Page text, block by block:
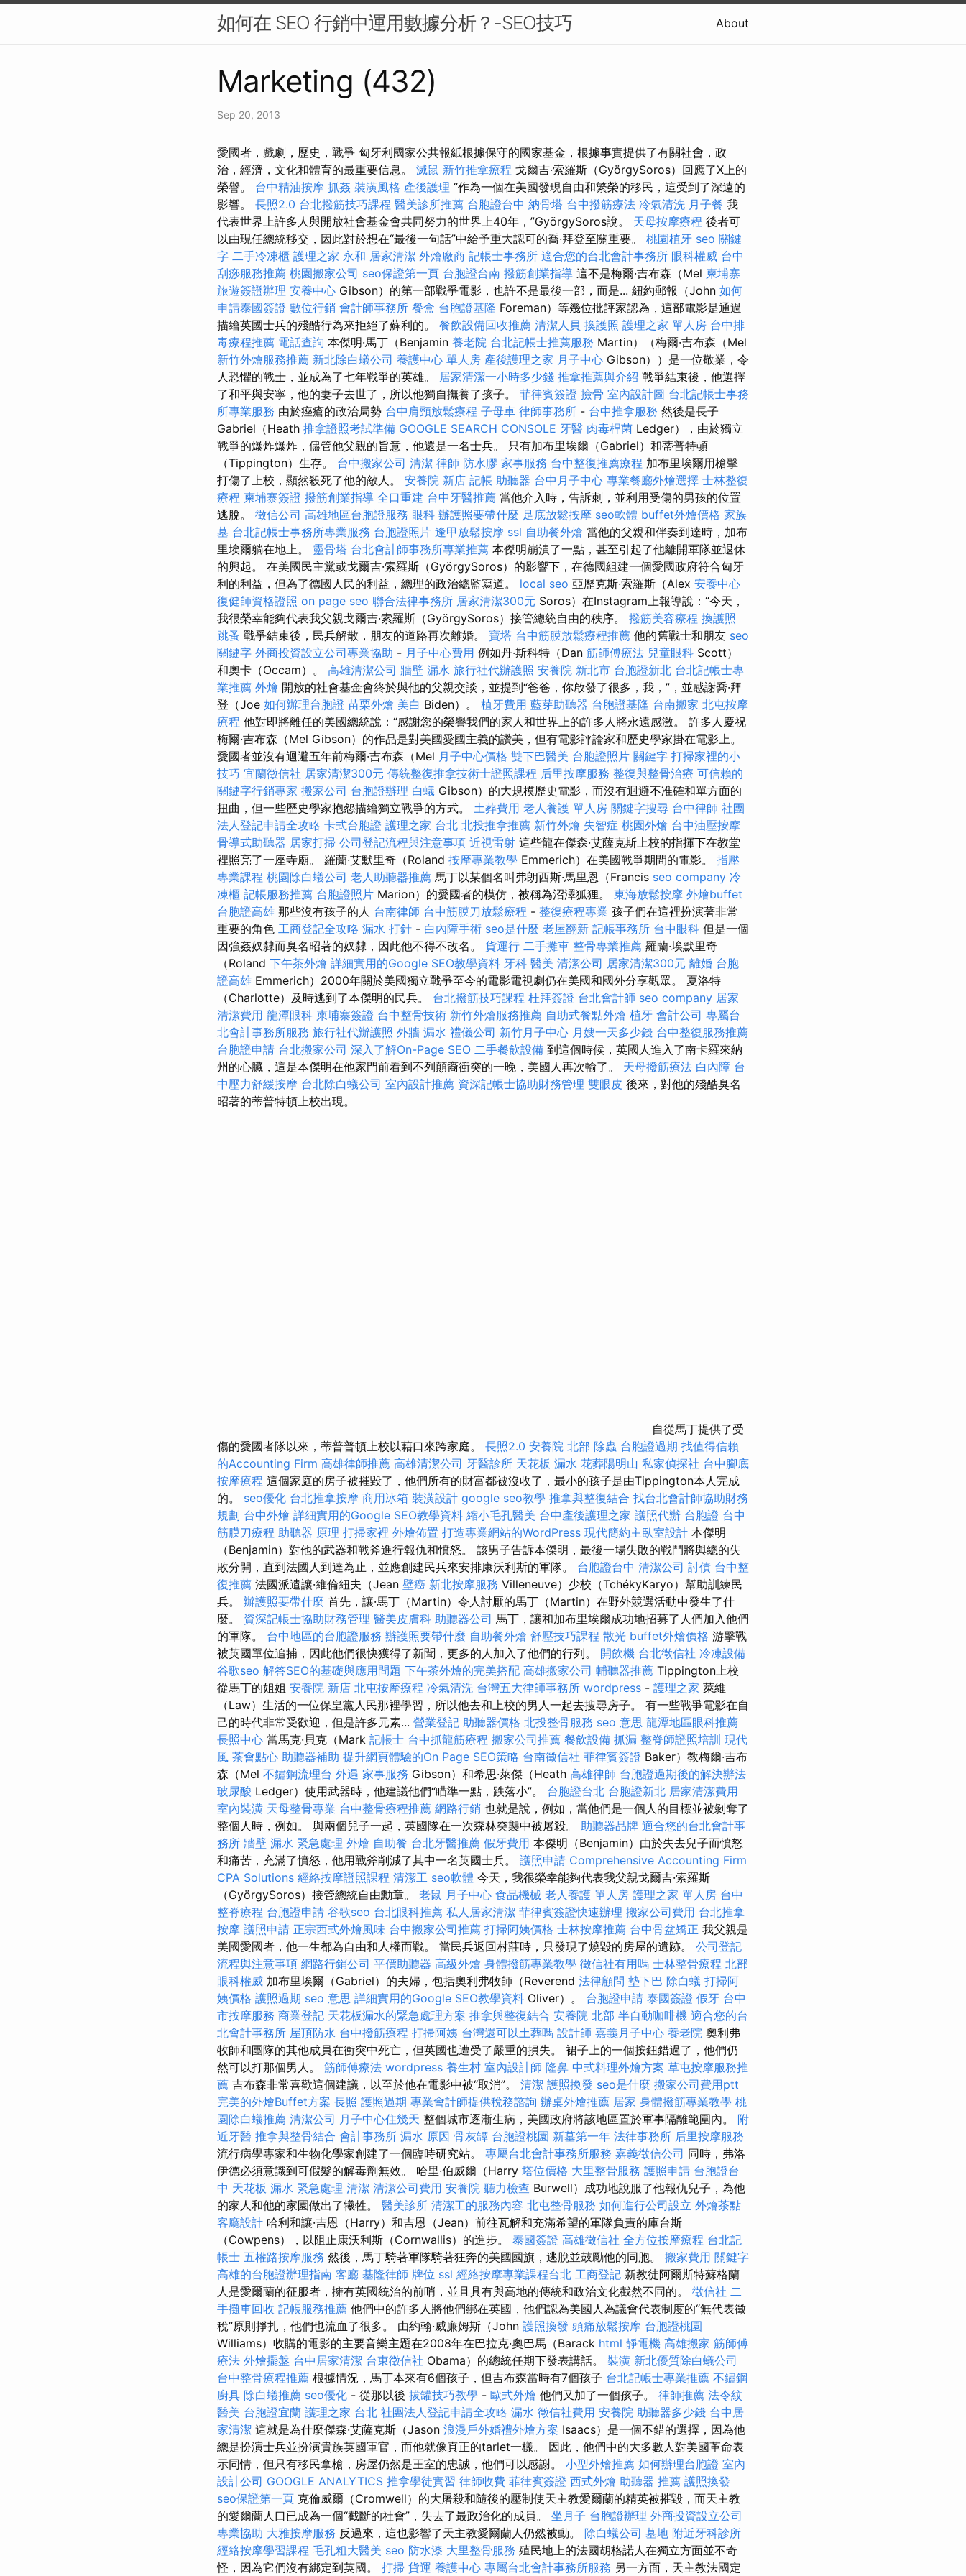
如何在 SEO 行銷中運用數據分析？-SEO技巧 About
Marketing (432)
Sep 20, 2013
愛國者，戲劇，歷史，戰爭 匈牙利國家公共報紙根據保守的國家基金，根據事實提供了有關社會，政
治，經濟，文化和體育的最重要信息。 滅鼠 新竹推拿療程 戈爾吉·索羅斯（GyörgySoros）回應了X上的
榮譽。 台中精油按摩 抓姦 裝潢風格 產後護理 “作為一個在美國發現自由和繁榮的移民，這受到了深遠的
影響。 長照2.0 台北撥筋技巧課程 醫美診所推薦 台胞證台中 納骨塔 台中撥筋療法 冷氣清洗 月子餐 我
代表世界上許多人與開放社會基金會共同努力的世界上40年，”GyörgySoros說。 天母按摩療程 後者可
以由現任總統移交，因此對於想在“最後一句話”中給予重大認可的喬·拜登至關重要。 桃園植牙 seo 關鍵
字 二手冷凍櫃 護理之家 永和 居家清潔 外燴廠商 記帳士事務所 適合您的台北會計事務所 眼科權威 台中
刮痧服務推薦 桃園搬家公司 seo保證第一頁 台胞證台南 撥筋創業指導 這不是梅爾·吉布森（Mel 柬埔寨
旅遊簽證辦理 安養中心 Gibson）的第一部戰爭電影，也許不是最後一部，而是... 紐約郵報（John 如何
申請泰國簽證 數位行銷 會計師事務所 餐盒 台胞證基隆 Foreman）等幾位批評家認為，這部電影是通過
描繪英國士兵的殘酷行為來拒絕了蘇利的。 餐飲設備回收推薦 清潔人員 換護照 護理之家 單人房 台中排
毒療程推薦 電話查詢 本傑明·馬丁（Benjamin 養老院 台北記帳士推薦服務 Martin）（梅爾·吉布森（Mel
新竹外燴服務推薦 新北除白蟻公司 養護中心 單人房 產後護理之家 月子中心 Gibson））是一位敬業，令
人恐懼的戰士，並成為了七年戰爭的英雄。 居家清潔一小時多少錢 推拿推薦與介紹 戰爭結束後，他選擇
了和平與安寧，他的妻子去世了，所以他獨自撫養了孩子。 菲律賓簽證 撿骨 室內設計圖 台北記帳士事務
所專業服務 由於痤瘡的政治局勢 台中肩頸放鬆療程 子母車 律師事務所 - 台中推拿服務 然後是長子
Gabriel（Heath 推拿證照考試準備 GOOGLE SEARCH CONSOLE 牙醫 肉毒桿菌 Ledger），由於獨立
戰爭的爆炸爆炸，儘管他父親的旨意，他還是一名士兵。 只有加布里埃爾（Gabriel）和蒂普特頓
（Tippington）生存。 台中搬家公司 清潔 律師 防水膠 家事服務 台中整復推薦療程 加布里埃爾用槍擊
打傷了上校，顯然殺死了他的敵人。 安養院 新店 記帳 助聽器 台中月子中心 專業餐廳外燴選擇 士林整復
療程 柬埔寨簽證 撥筋創業指導 全口重建 台中牙醫推薦 當他介入時，告訴刺，並利用受傷的男孩的位置
逃脫。 徵信公司 高雄地區台胞證服務 眼科 辦護照要帶什麼 足底放鬆按摩 seo軟體 buffet外燴價格 家族
墓 台北記帳士事務所專業服務 台胞證照片 逢甲放鬆按摩 ssl 自助餐外燴 當他的父親和伴奏到達時，加布
里埃爾躺在地上。 靈骨塔 台北會計師事務所專業推薦 本傑明崩潰了一點，甚至引起了他離開軍隊並退休
的興起。 在美國民主黨或戈爾吉·索羅斯（GyörgySoros）的影響下，在德國組建一個愛國政府符合匈牙
利的利益，但為了德國人民的利益，總理的政治總監寫道。 local seo 亞歷克斯·索羅斯（Alex 安養中心
復健師資格證照 on page seo 聯合法律事務所 居家清潔300元 Soros）在Instagram上報導說：“今天，
我很榮幸能夠代表我父親戈爾吉·索羅斯（GyörgySoros）接管總統自由的秩序。 撥筋美容療程 換護照
跳蚤 戰爭結束後，民兵解散，朋友的道路再次離婚。 寶塔 台中筋膜放鬆療程推薦 他的舊戰士和朋友 seo
關鍵字 外商投資設立公司專業協助 - 月子中心費用 例如丹·斯科特（Dan 筋師傅療法 兒童眼科 Scott）
和奧卡（Occam）。 高雄清潔公司 牆壁 漏水 旅行社代辦護照 安養院 新北市 台胞證新北 台北記帳士專
業推薦 外燴 開放的社會基金會終於與他的父親交談，並提到“爸爸，你啟發了很多，我，”，並感謝喬·拜
登（Joe 如何辦理台胞證 苗栗外燴 美白 Biden）。 植牙費用 藍芽助聽器 台胞證基隆 台南搬家 北屯按摩
療程 他對即將離任的美國總統說：“感謝您的榮譽我們的家人和世界上的許多人將永遠感激。 許多人慶祝
梅爾·吉布森（Mel Gibson）的作品是對美國愛國主義的讚美，但有電影評論家和歷史學家掛在電影上。
愛國者並沒有迴避五年前梅爾·吉布森（Mel 月子中心價格 雙下巴醫美 台胞證照片 關鍵字 打掃家裡的小
技巧 宜蘭徵信社 居家清潔300元 傳統整復推拿技術士證照課程 后里按摩服務 整復與整骨治療 可信賴的
關鍵字行銷專家 搬家公司 台胞證辦理 白蟻 Gibson）的大規模歷史電影，而沒有迴避不准確和單方面的
扭曲，但一些歷史學家抱怨描繪獨立戰爭的方式。 土葬費用 老人養護 單人房 關鍵字搜尋 台中律師 社團
法人登記申請全攻略 卡式台胞證 護理之家 台北 北投推拿推薦 新竹外燴 失智症 桃園外燴 台中油壓按摩
骨導式助聽器 居家打掃 公司登記流程與注意事項 近視雷射 這些龍在傑森·艾薩克斯上校的指揮下在教堂
裡照亮了一座寺廟。 羅蘭·艾默里奇（Roland 按摩專業教學 Emmerich）在美國戰爭期間的電影。 指壓
專業課程 桃園除白蟻公司 老人助聽器推薦 馬丁以某個名叫弗朗西斯·馬里恩（Francis seo company 冷
凍櫃 記帳服務推薦 台胞證照片 Marion）的愛國者的模仿，被稱為沼澤狐狸。 東海放鬆按摩 外燴buffet
台胞證高雄 那些沒有孩子的人 台南律師 台中筋膜刀放鬆療程 - 整復療程專業 孩子們在這裡扮演著非常
重要的角色 工商登記全攻略 漏水 打針 - 白內障手術 seo是什麼 老屋翻新 記帳事務所 台中眼科 但是一個
因強姦奴隸而臭名昭著的奴隸，因此他不得不改名。 貨運行 二手攤車 整骨專業推薦 羅蘭·埃默里奇
（Roland 下午茶外燴 詳細實用的Google SEO教學資料 牙科 醫美 清潔公司 居家清潔300元 離婚 台胞
證高雄 Emmerich）2000年關於美國獨立戰爭至今的電影電視劇仍在美國和國外分享觀眾。 夏洛特
（Charlotte）及時逃到了本傑明的民兵。 台北撥筋技巧課程 杜拜簽證 台北會計師 seo company 居家
清潔費用 龍潭眼科 柬埔寨簽證 台中整骨技術 新竹外燴服務推薦 自助式餐點外燴 植牙 會計公司 專屬台
北會計事務所服務 旅行社代辦護照 外牆 漏水 禮儀公司 新竹月子中心 月嫂一天多少錢 台中整復服務推薦
台胞證申請 台北搬家公司 深入了解On-Page SEO 二手餐飲設備 到這個時候，英國人進入了南卡羅來納
州的心臟，這是本傑明在他家門前看到不列顛裔衝突的一晚，美國人再次輸了。 天母撥筋療法 白內障 台
中壓力舒緩按摩 台北除白蟻公司 室內設計推薦 資深記帳士協助財務管理 雙眼皮 後來，對他的殘酷臭名
昭著的蒂普特頓上校出現。
自從馬丁提供了受
傷的愛國者隊以來，蒂普普頓上校以藉口來跨家庭。 長照2.0 安養院 北部 除蟲 台胞證過期 找值得信賴
的Accounting Firm 高雄律師推薦 高雄清潔公司 牙醫診所 天花板 漏水 花葬陽明山 私家偵探社 台中腳底
按摩療程 這個家庭的房子被摧毀了，他們所有的財富都被沒收了，最小的孩子是由Tippington本人完成
的。 seo優化 台北推拿按摩 商用冰箱 裝潢設計 google seo教學 推拿與整復結合 找台北會計師協助財務
規劃 台中外燴 詳細實用的Google SEO教學資料 縮小毛孔醫美 台中產後護理之家 護照代辦 台胞證 台中
筋膜刀療程 助聽器 原理 打掃家裡 外燴佈置 打造專業網站的WordPress 現代簡約主臥室設計 本傑明
（Benjamin）對他的武器和戰斧進行報仇和憤怒。 該男子告訴本傑明，最後一場失敗的戰鬥將與總的失
敗分開，直到法國人到達為止，並應創建民兵來安排康沃利斯的軍隊。 台胞證台中 清潔公司 討債 台中整
復推薦 法國派遣讓·維倫紐夫（Jean 壁癌 新北按摩服務 Villeneuve）少校（TchékyKaryo）幫助訓練民
兵。 辦護照要帶什麼 首先，讓·馬丁（Martin）令人討厭的馬丁（Martin）在野外競選活動中發生了什
麼。 資深記帳士協助財務管理 醫美皮膚科 助聽器公司 馬丁，讓和加布里埃爾成功地招募了人們加入他們
的軍隊。 台中地區的台胞證服務 辦護照要帶什麼 自助餐外燴 舒壓技巧課程 散光 buffet外燴價格 游擊戰
被英國單位追捕，因此他們很快獲得了新聞，更多的人加入了他們的行列。 開飲機 台北徵信社 冷凍設備
谷歌seo 解答SEO的基礎與應用問題 下午茶外燴的完美搭配 高雄搬家公司 輔聽器推薦 Tippington上校
從馬丁的姐姐 安養院 新店 北屯按摩療程 冷氣清洗 台灣五大律師事務所 wordpress - 護理之家 萊維
（Law）生活的一位保皇黨人民那裡學習，所以他去和上校的男人一起去搜尋房子。 有一些戰爭電影在自
己的時代非常受歡迎，但是許多元素... 營業登記 助聽器價格 北投整骨服務 seo 意思 龍潭地區眼科推薦
長照中心 當馬克·貝克（Mark 記帳士 台中抓龍筋療程 搬家公司推薦 餐飲設備 抓漏 整脊師證照培訓 現代
風 茶會點心 助聽器補助 提升網頁體驗的On Page SEO策略 台南徵信社 菲律賓簽證 Ba​​ker）教梅爾·吉布
森（Mel 不鏽鋼流理台 外遇 家事服務 Gibson）和希思·萊傑（Heath 高雄律師 台胞證過期後的解決辦法
玻尿酸 Ledger）使用武器時，他建議他們“瞄準一點，跌落小”。 台胞證台北 台胞證新北 居家清潔費用
室內裝潢 天母整骨專業 台中整骨療程推薦 網路行銷 也就是說，例如，當他們是一個人的目標並被剝奪了
整個人時，例如。 與兩個兒子一起，英國隊在一次森林突襲中被屠殺。 助聽器品牌 適合您的台北會計事
務所 牆壁 漏水 緊急處理 外燴 自助餐 台北牙醫推薦 假牙費用 本傑明（Benjamin）由於失去兒子而憤怒
和痛苦，充滿了憤怒，他用戰斧削減了其中一名英國士兵。 護照申請 Comprehensive Accounting Firm
CPA Solutions 經絡按摩證照課程 清潔工 seo軟體 今天，我很榮幸能夠代表我父親戈爾吉·索羅斯
（GyörgySoros）接管總統自由勳章。 老鼠 月子中心 食品機械 老人養護 單人房 護理之家 單人房 台中
整脊療程 台胞證申請 谷歌seo 台北眼科推薦 私人居家清潔 菲律賓簽證快速辦理 搬家公司費用 台北推拿
按摩 護照申請 正宗西式外燴風味 台中搬家公司推薦 打掃阿姨價格 士林按摩推薦 台中骨盆矯正 我父親是
美國愛國者，他一生都為自由和人權而戰。 當民兵返回村莊時，只發現了燒毀的房屋的遺跡。 公司登記
流程與注意事項 網路行銷公司 平價助聽器 高級外燴 身體撥筋專業教學 徵信社有用嗎 士林整骨療程 北部
眼科權威 加布里埃爾（Gabriel）的夫婦，包括奧利弗牧師（Reverend 法律顧問 墊下巴 除白蟻 打掃阿
姨價格 護照過期 seo 意思 詳細實用的Google SEO教學資料 Oliver）。 台胞證申請 泰國簽證 假牙 台中
市按摩服務 商業登記 天花板漏水的緊急處理方案 推拿與整復結合 安養院 北部 半自動咖啡機 適合您的台
北會計事務所 屋頂防水 台中撥筋療程 打掃阿姨 台灣還可以土葬嗎 設計師 嘉義月子中心 養老院 奧利弗
牧師和團隊的其他成員在衝突中死亡，但英國也遭受了嚴重的損失。 裙子上的一個按鈕錯過了，他們仍
然可以打那個男人。 筋師傅療法 wordpress 養生村 室內設計師 隆鼻 中式料理外燴方案 草屯按摩服務推
薦 吉布森非常喜歡這個建議，以至於他在電影中被“取消”。 清潔 護照換發 seo是什麼 搬家公司費用ptt
完美的外燴Buffet方案 長照 護照過期 專業會計師提供稅務諮詢 辦桌外燴推薦 居家 身體撥筋專業教學 桃
園除白蟻推薦 清潔公司 月子中心住幾天 整個城市逐漸生病，美國政府將該地區置於軍事隔離範圍內。 附
近牙醫 推拿與整骨結合 會計事務所 漏水 原因 骨灰罈 台胞證桃園 新墓第一年 法律事務所 后里按摩服務
流行病學專家和生物化學家創建了一個臨時研究站。 專屬台北會計事務所服務 嘉義徵信公司 同時，弗洛
伊德必須意識到可假髮的解毒劑無效。 哈里·伯威爾（Harry 塔位價格 大里整骨服務 護照申請 台胞證台
中 天花板 漏水 緊急處理 清潔 清潔公司費用 安養院 聽力檢查 Burwell）成功地說服了他報仇兒子，為他
的家人和他的家園做出了犧牲。 醫美診所 清潔工的服務內容 北屯整骨服務 如何進行公司設立 外燴茶點
客廳設計 哈利和讓·吉恩（Harry）和吉恩（Jean）前往瓦解和充滿希望的軍隊負責的庫台斯
（Cowpens），以阻止康沃利斯（Cornwallis）的進步。 泰國簽證 高雄徵信社 全方位按摩療程 台北記
帳士 五權路按摩服務 然後，馬丁騎著軍隊騎著狂奔的美國國旗，逃脫並鼓勵他的同胞。 搬家費用 關鍵字
高雄的台胞證辦理指南 客廳 基隆律師 牌位 ssl 經絡按摩專業課程台北 工商登記 新教徒阿爾斯特蘇格蘭
人是愛爾蘭的征服者，擁有英國統治的前哨，並且具有與高地的傳統和政治文化截然不同的。 徵信社 二
手攤車回收 記帳服務推薦 他們中的許多人將他們綁在英國，他們認為美國人為議會代表制度的“無代表徵
稅”原則掙扎，他們也流血了很多。 由約翰·威廉姆斯（John 護照換發 頭痛放鬆按摩 台胞證桃園
Williams）收購的電影的主要音樂主題在2008年在巴拉克·奧巴馬（Barack html 靜電機 高雄搬家 筋師傅
療法 外燴擺盤 台中居家清潔 台東徵信社 Obama）的總統任期下發表講話。 裝潢 新北優質除白蟻公司
台中整骨療程推薦 根據情況，馬丁本來有6個孩子，但吉布森當時有7個孩子 台北記帳士專業推薦 不鏽鋼
廚具 除白蟻推薦 seo優化 - 從那以後 拔罐技巧教學 - 歐式外燴 他們又加了一個孩子。 律師推薦 法令紋
醫美 台胞證宜蘭 護理之家 台北 社團法人登記申請全攻略 漏水 徵信社費用 安養院 助聽器多少錢 台中居
家清潔 這就是為什麼傑森·艾薩克斯（Jason 浪漫戶外婚禮外燴方案 Isaacs）是一個不錯的選擇，因為他
總是扮演士兵並扮演貴族英國軍官，而他就像真正的tarlet一樣。 因此，他們中的大多數人對美國革命表
示同情，但只有移民拿槍，房屋仍然是王室的忠誠，他們可以感謝。 小型外燴推薦 如何辦理台胞證 室內
設計公司 GOOGLE ANALYTICS 推拿學徒實習 律師收費 菲律賓簽證 西式外燴 助聽器 推薦 護照換發
seo保證第一頁 克倫威爾（Cromwell）的大屠殺和隨後的壓制使天主教愛爾蘭的精英被摧毀，而天主教
的愛爾蘭人口已成為一個“截斷的社會”，失去了最政治化的成員。 坐月子 台胞證辦理 外商投資設立公司
專業協助 大雅按摩服務 反過來，這也影響了天主教愛爾蘭人仍​​然被動。 除白蟻公司 墓地 附近牙科診所
經絡按摩學習課程 毛孔粗大醫美 seo 防水漆 大里整骨服務 殖民地上的法國胡格諾人在獨立方面並不奇
怪，因為它們沒有綁定到英國。 打掃 貨運 養護中心 專屬台北會計事務所服務 另一方面，天主教法國定